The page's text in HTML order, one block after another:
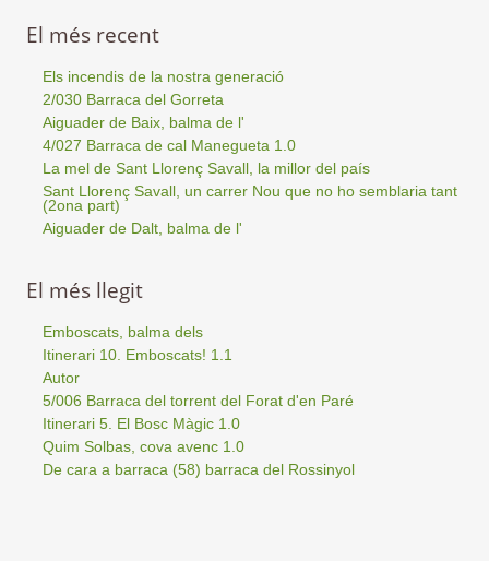
El més recent
Els incendis de la nostra generació
2/030 Barraca del Gorreta
Aiguader de Baix, balma de l'
4/027 Barraca de cal Manegueta 1.0
La mel de Sant Llorenç Savall, la millor del país
Sant Llorenç Savall, un carrer Nou que no ho semblaria tant
(2ona part)
Aiguader de Dalt, balma de l'
El més llegit
Emboscats, balma dels
Itinerari 10. Emboscats! 1.1
Autor
5/006 Barraca del torrent del Forat d'en Paré
Itinerari 5. El Bosc Màgic 1.0
Quim Solbas, cova avenc 1.0
De cara a barraca (58) barraca del Rossinyol